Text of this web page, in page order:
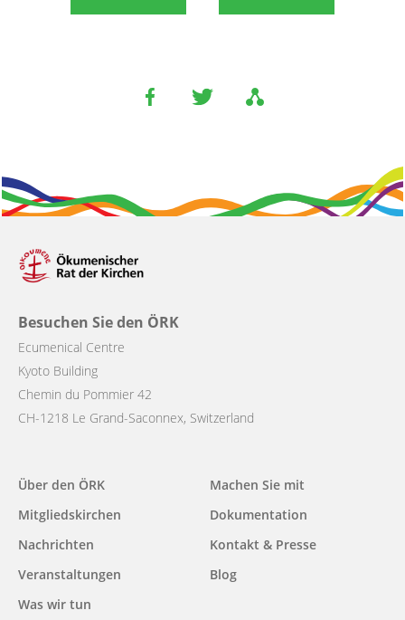
Besuchen Sie den ÖRK
Ecumenical Centre
Kyoto Building
Chemin du Pommier 42
CH-1218 Le Grand-Saconnex, Switzerland
navigation
Über den ÖRK
Mitgliedskirchen
Nachrichten
Veranstaltungen
Was wir tun
Machen Sie mit
Dokumentation
Kontakt & Presse
Blog